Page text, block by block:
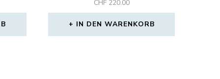
CHF220.00
IN DEN WARENKORB